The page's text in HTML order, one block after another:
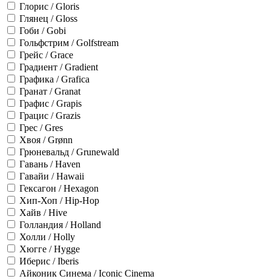
Глорис / Gloris
Глянец / Gloss
Гоби / Gobi
Гольфстрим / Golfstream
Грейс / Grace
Градиент / Gradient
Графика / Grafica
Гранат / Granat
Графис / Grapis
Грацис / Grazis
Грес / Gres
Хвоя / Grønn
Грюневальд / Grunewald
Гавань / Haven
Гавайи / Hawaii
Гексагон / Hexagon
Хип-Хоп / Hip-Hop
Хайв / Hive
Голландия / Holland
Холли / Holly
Хюгге / Hygge
Иберис / Iberis
Айконик Синема / Iconic Cinema